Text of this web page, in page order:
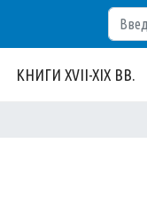
КНИГИ XVII-XIX ВВ.